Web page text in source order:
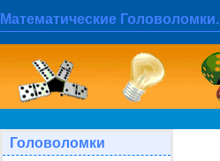
Математические Головоломки.
Головоломки